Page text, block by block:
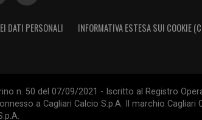
DATI PERSONALI INFORMATIVA ESTESA SUI COOKIE
n. 50 del 07/09/2021 - Iscritto al Registro
a Cagliari Calcio S.p.A. Il marchio Cagliari